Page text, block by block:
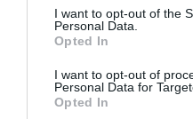
consent section.
I want to opt-out of the
Personal Data.
Opted In
I want to opt-out of
Personal Data for
Opted In
31.07.2026
Θερινές εκπτώσεις:
του πρώτου μήνα